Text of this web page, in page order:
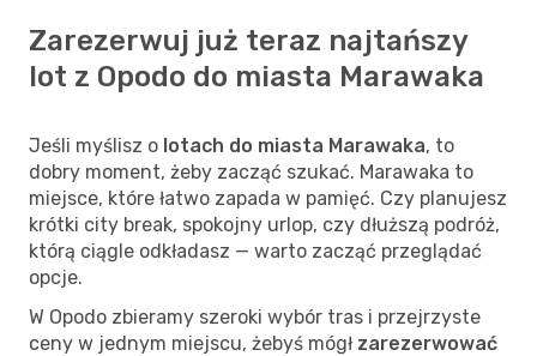
Zarezerwuj już teraz najtańszy
lot z Opodo do miasta Marawaka
Jeśli myślisz o lotach do miasta Marawaka, to
dobry moment, żeby zacząć szukać. Marawaka to
miejsce, które łatwo zapada w pamięć. Czy planujesz
krótki city break, spokojny urlop, czy dłuższą podróż,
którą ciągle odkładasz — warto zacząć przeglądać
opcje.
W Opodo zbieramy szeroki wybór tras i przejrzyste
ceny w jednym miejscu, żebyś mógł zarezerwować